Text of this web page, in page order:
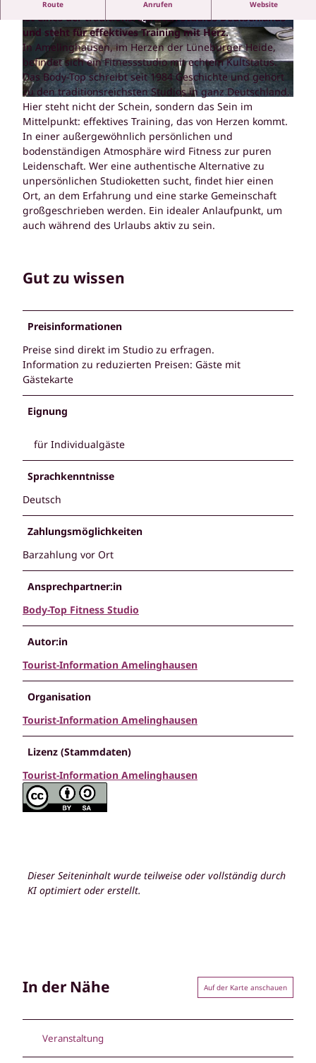
© SG Amelinghausen | CC-BY-SA
© SG Amelinghausen |CC-BY-SA © SG Amelinghausen |CC-BY-SA
Route Anrufen Website
ist eines der traditionsreichsten Studios Deutschlands
und steht für effektives Training mit Herz.
In Amelinghausen, im Herzen der Lüneburger Heide,
befindet sich ein Fitnessstudio mit echtem Kultstatus.
Das Body-Top schreibt seit 1984 Geschichte und gehört
zu den traditionsreichsten Studios in ganz Deutschland.
Hier steht nicht der Schein, sondern das Sein im
Mittelpunkt: effektives Training, das von Herzen kommt.
In einer außergewöhnlich persönlichen und
bodenständigen Atmosphäre wird Fitness zur puren
Leidenschaft. Wer eine authentische Alternative zu
unpersönlichen Studioketten sucht, findet hier einen
Ort, an dem Erfahrung und eine starke Gemeinschaft
großgeschrieben werden. Ein idealer Anlaufpunkt, um
auch während des Urlaubs aktiv zu sein.
Gut zu wissen
Preisinformationen
Preise sind direkt im Studio zu erfragen.
Information zu reduzierten Preisen: Gäste mit
Gästekarte
Eignung
für Individualgäste
Sprachkenntnisse
Deutsch
Zahlungsmöglichkeiten
Barzahlung vor Ort
Ansprechpartner:in
Body-Top Fitness Studio
Autor:in
Tourist-Information Amelinghausen
Organisation
Tourist-Information Amelinghausen
Lizenz (Stammdaten)
Tourist-Information Amelinghausen
Dieser Seiteninhalt wurde teilweise oder vollständig durch
KI optimiert oder erstellt.
In der Nähe Auf der Karte anschauen
Veranstaltung